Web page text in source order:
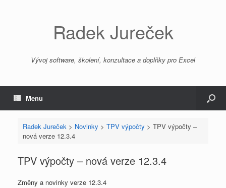
Radek Jureček
Vývoj software, školení, konzultace a doplňky pro Excel
Menu
Radek Jureček > Novinky > TPV výpočty > TPV výpočty –
nová verze 12.3.4
TPV výpočty – nová verze 12.3.4
Změny a novinky verze 12.3.4